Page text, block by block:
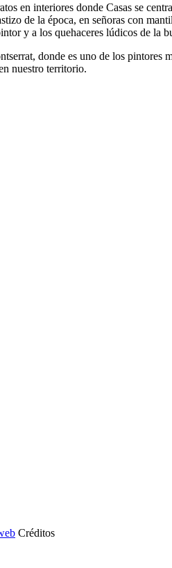
en interiores donde Casas se
de la época, en señoras con
y a los quehaceres lúdicos de la
donde es uno de los pintores
nuestro territorio.
Créditos